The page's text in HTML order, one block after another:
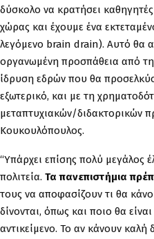
δύσκολο να κρατήσει
χώρας και έχουμε ένα
λεγόμενο brain drain). Αυτό θα
οργανωμένη προσπάθεια από
ίδρυση εδρών που θα
εξωτερικό, και με τη
μεταπτυχιακών/διδακτορικών
Κουκουλόπουλος.
“Υπάρχει επίσης πολύ μεγάλος
πολιτεία. Τα πανεπιστήμια
τους να αποφασίζουν τι θα
δίνονται, όπως και ποιο θα
αντικείμενο. Το αν κάνουν